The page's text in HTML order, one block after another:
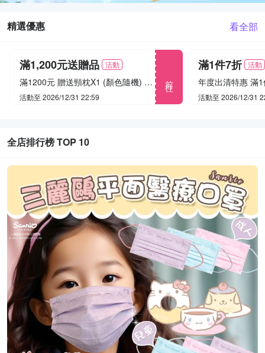
精選優惠 看全部
滿1,200元送贈品 活動
滿1200元 贈送頸枕X1 (顏色隨機) 送完為止! 保握機會 送完為止! 保握機會 送完為止! 保握機會
活動至 2026/12/31 22:59
滿1件7折 活動
年度出清特惠 滿
活動至 2026/12/31
全店排行榜 TOP 10